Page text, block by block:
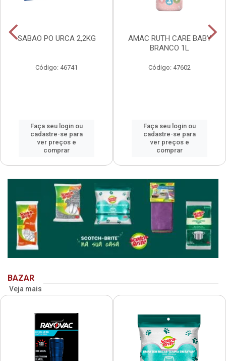
SABAO PO URCA 2,2KG
Código: 46741
Faça seu login ou
cadastre-se para
ver preços e
comprar
AMAC RUTH CARE BABY
BRANCO 1L
Código: 47602
Faça seu login ou
cadastre-se para
ver preços e
comprar
BAZAR
Veja mais